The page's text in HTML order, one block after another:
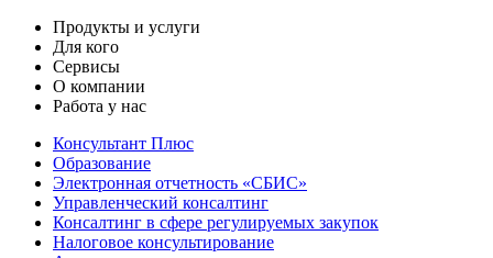
Продукты и услуги
Для кого
Сервисы
О компании
Работа у нас
Консультант Плюс
Образование
Электронная отчетность «СБИС»
Управленческий консалтинг
Консалтинг в сфере регулируемых закупок
Налоговое консультирование